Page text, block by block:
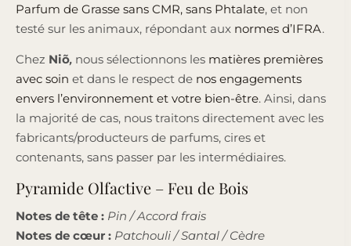
Parfum de Grasse sans CMR, sans Phtalate, et non
testé sur les animaux, répondant aux normes d’IFRA.
Chez Niõ, nous sélectionnons les matières premières
avec soin et dans le respect de nos engagements
envers l’environnement et votre bien-être. Ainsi, dans
la majorité de cas, nous traitons directement avec les
fabricants/producteurs de parfums, cires et
contenants, sans passer par les intermédiaires.
Pyramide Olfactive – Feu de Bois
Notes de tête : Pin / Accord frais
Notes de cœur : Patchouli / Santal / Cèdre